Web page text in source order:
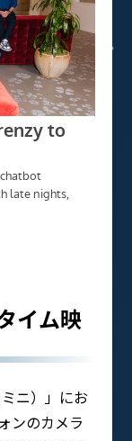
イム映
ニ）」にお
ンのカメラ